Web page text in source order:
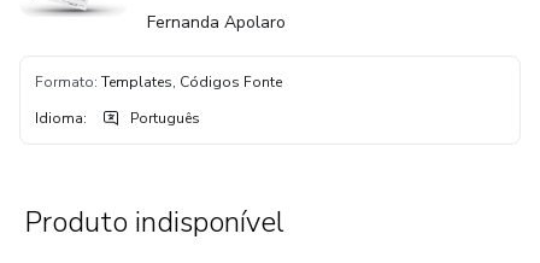
Fernanda Apolaro
Formato: Templates, Códigos Fonte
Idioma: Português
Produto indisponível